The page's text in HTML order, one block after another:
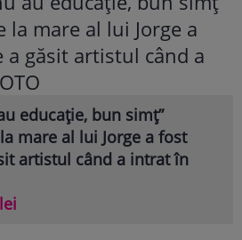
educație, bun simț”
mare al lui Jorge a fost
artistul când a intrat în